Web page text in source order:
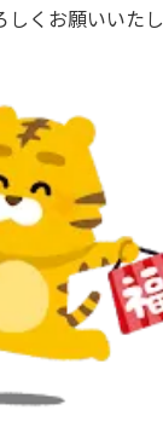
くお願いいたし